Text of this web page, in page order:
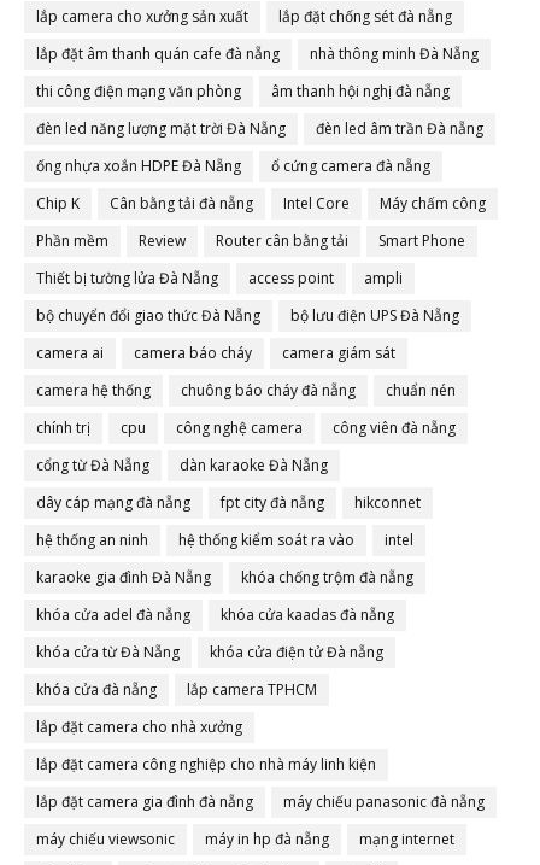
lắp camera cho xưởng sản xuất
lắp đặt chống sét đà nẵng
lắp đặt âm thanh quán cafe đà nẵng
nhà thông minh Đà Nẵng
thi công điện mạng văn phòng
âm thanh hội nghị đà nẵng
đèn led năng lượng mặt trời Đà Nẵng
đèn led âm trần Đà nẵng
ống nhựa xoắn HDPE Đà Nẵng
ổ cứng camera đà nẵng
Chip K
Cân bằng tải đà nẵng Intel Core
Máy chấm công
Phần mềm
Review Router cân bằng tải
Smart Phone
Thiết bị tường lửa Đà Nẵng
access point
ampli
bộ chuyển đổi giao thức Đà Nẵng
bộ lưu điện UPS Đà Nẵng
camera ai
camera báo cháy
camera giám sát
camera hệ thống
chuông báo cháy đà nẵng
chuẩn nén
chính trị
cpu công nghệ camera
công viên đà nẵng
cổng từ Đà Nẵng
dàn karaoke Đà Nẵng
dây cáp mạng đà nẵng
fpt city đà nẵng
hikconnet
hệ thống an ninh
hệ thống kiểm soát ra vào
intel
karaoke gia đình Đà Nẵng
khóa chống trộm đà nẵng
khóa cửa adel đà nẵng
khóa cửa kaadas đà nẵng
khóa cửa từ Đà Nẵng
khóa cửa điện tử Đà nẵng
khóa cửa đà nẵng
lắp camera TPHCM
lắp đặt camera cho nhà xưởng
lắp đặt camera công nghiệp cho nhà máy linh kiện
lắp đặt camera gia đình đà nẵng
máy chiếu panasonic đà nẵng
máy chiếu viewsonic
máy in hp đà nẵng
mạng internet